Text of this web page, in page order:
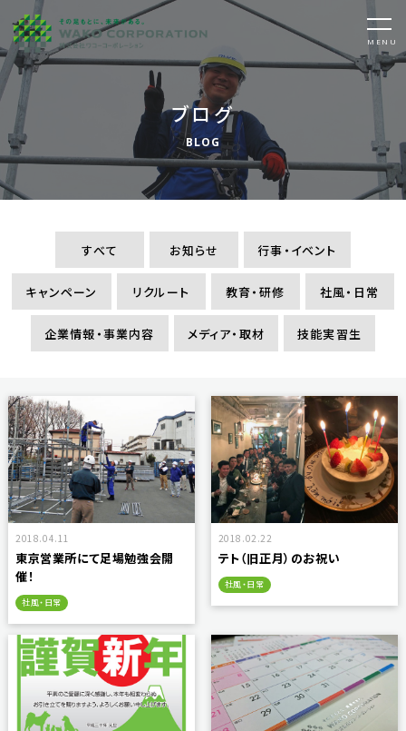
ブログ
BLOG
すべて お知らせ 行事・イベント
キャンペーン リクルート 教育・研修 社風・日常
企業情報・事業内容 メディア・取材 技能実習生
2018.04.11
東京営業所にて足場勉強会開
催！
社風・日常
2018.02.22
テト（旧正月）のお祝い
社風・日常